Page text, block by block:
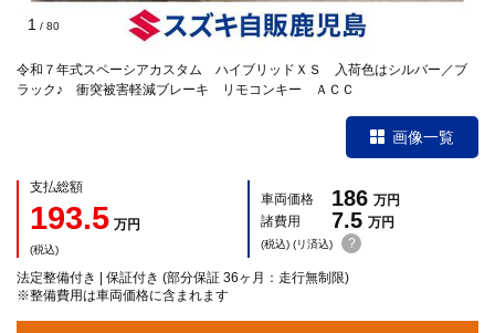
令和７年式スペーシアカスタム ハイブリッドＸＳ 入荷色はシルバー／ブ
ラック♪ 衝突被害軽減ブレーキ リモコンキー ＡＣＣ
1 / 80
画像一覧
支払総額
193.5 万円
(税込)
車両価格 186 万円
諸費用
7.5 万円
(税込) (リ済込) ?
法定整備付き | 保証付き (部分保証 36ヶ月：走行無制限)
※整備費用は車両価格に含まれます